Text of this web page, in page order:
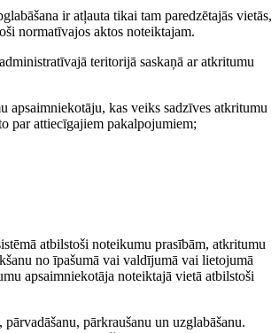
ir atļauta tikai tam paredzētajās vietās,
normatīvajos aktos noteiktajam.
teritorijā saskaņā ar atkritumu
apsaimniekotāju, kas veiks sadzīves atkritumu
par attiecīgajiem pakalpojumiem;
atbilstoši noteikumu prasībām, atkritumu
no īpašumā vai valdījumā vai lietojumā
apsaimniekotāja noteiktajā vietā atbilstoši
pārkraušanu un uzglabāšanu.